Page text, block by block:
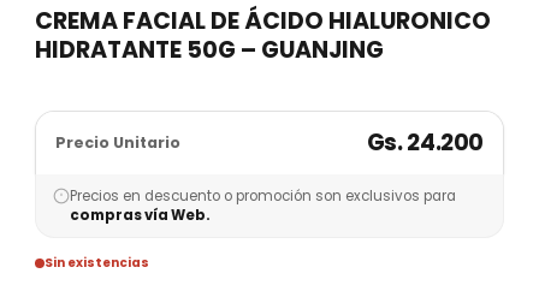
CREMA FACIAL DE ÁCIDO HIALURONICO
HIDRATANTE 50G – GUANJING
Precio Unitario Gs. 24.200
Precios en descuento o promoción son exclusivos para
compras vía Web.
Sin existencias